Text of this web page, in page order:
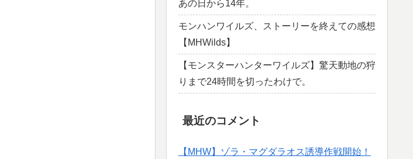
あの日から14年。
モンハンワイルズ、ストーリーを終えての感想
【MHWilds】
【モンスターハンターワイルズ】驚天動地の狩
りまで24時間を切ったわけで。
最近のコメント
【MHW】ゾラ・マグダラオス誘導作戦開始！